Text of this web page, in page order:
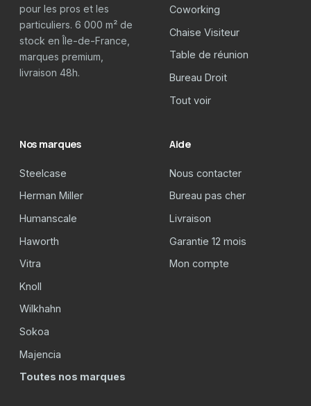
pour les pros et les
particuliers. 6 000 m² de
stock en Île-de-France,
marques premium,
livraison 48h.
Coworking
Chaise Visiteur
Table de réunion
Bureau Droit
Tout voir
Nos marques
Steelcase
Herman Miller
Humanscale
Haworth
Vitra
Knoll
Wilkhahn
Sokoa
Majencia
Toutes nos marques
Aide
Nous contacter
Bureau pas cher
Livraison
Garantie 12 mois
Mon compte